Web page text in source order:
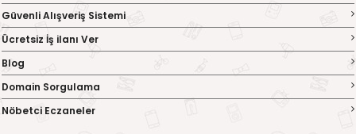
Güvenli Alışveriş Sistemi
Ücretsiz İş ilanı Ver
Blog
Domain Sorgulama
Nöbetci Eczaneler